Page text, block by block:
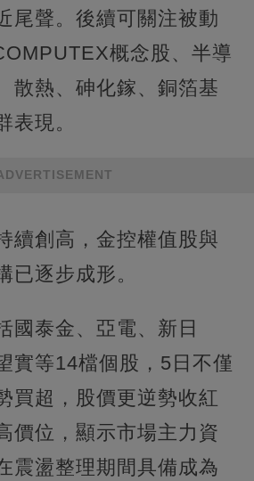
尾聲。後續可關注被動
概念股、半導
散熱、砷化鎵、銅箔基
表現。
續創高，金控權值股與
已逐步成形。
國泰金、亞電、新日
實等14檔個股，5日不僅
買超，股價更逆勢收紅
價位，顯示市場主力資
震盪整理期間具備成為